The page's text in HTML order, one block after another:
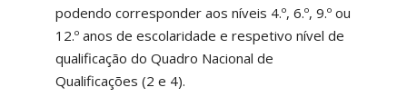
podendo corresponder aos níveis 4.º, 6.º, 9.º ou
12.º anos de escolaridade e respetivo nível de
qualificação do Quadro Nacional de
Qualificações (2 e 4).